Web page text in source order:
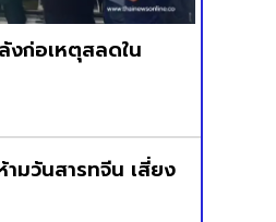
ก่อเหตุสลดใน
มวันสารทจีน เสี่ยง